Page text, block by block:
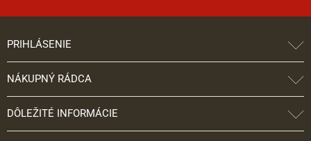
PRIHLÁSENIE
NÁKUPNÝ RÁDCA
DÔLEŽITÉ INFORMÁCIE